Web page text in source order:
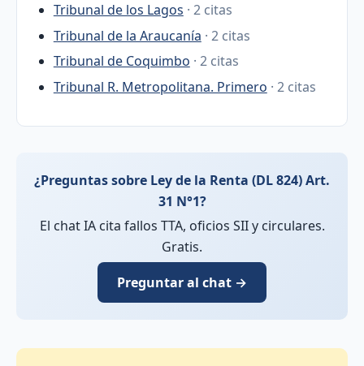
Tribunal de los Lagos · 2 citas
Tribunal de la Araucanía · 2 citas
Tribunal de Coquimbo · 2 citas
Tribunal R. Metropolitana. Primero · 2 citas
¿Preguntas sobre Ley de la Renta (DL 824) Art.
31 N°1?
El chat IA cita fallos TTA, oficios SII y circulares.
Gratis.
Preguntar al chat →